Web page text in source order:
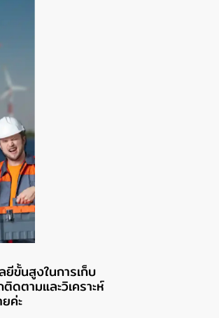
ขั้นสูงในการเก็บ
ดตามและวิเคราะห์
ค่ะ